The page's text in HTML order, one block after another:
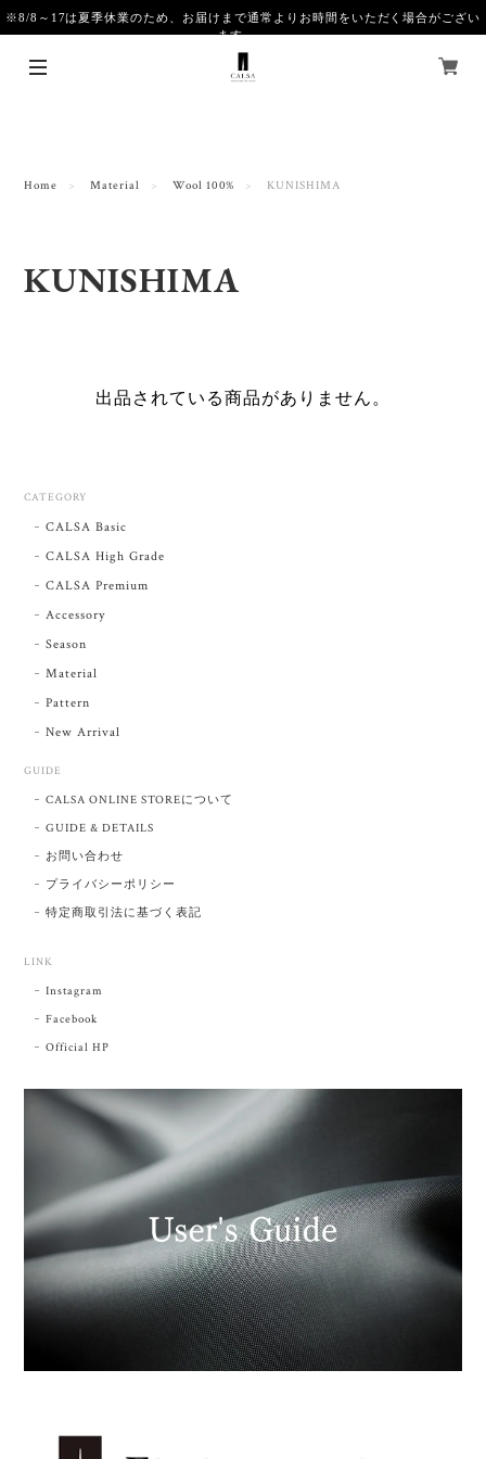
※8/8～17は夏季休業のため、お届けまで通常よりお時間をいただく場合がござい
ます。
Home Material Wool 100% KUNISHIMA
KUNISHIMA
出品されている商品がありません。
CATEGORY
CALSA Basic
CALSA High Grade
CALSA Premium
Accessory
Season
Material
Pattern
New Arrival
GUIDE
CALSA ONLINE STOREについて
GUIDE & DETAILS
お問い合わせ
プライバシーポリシー
特定商取引法に基づく表記
LINK
Instagram
Facebook
Official HP